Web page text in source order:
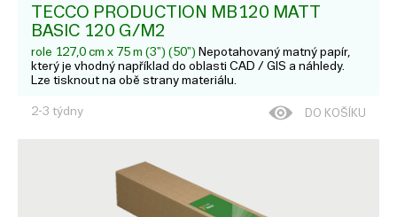
TECCO PRODUCTION MB120 MATT
BASIC 120 G/M2
role 127,0 cm x 75 m (3") (50") Nepotahovaný matný papír,
který je vhodný například do oblasti CAD / GIS a náhledy.
Lze tisknout na obě strany materiálu.
2-3 týdny DO KOŠÍKU